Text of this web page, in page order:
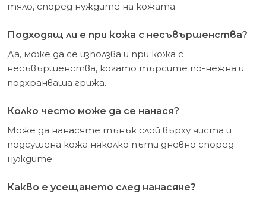
тяло, според нуждите на кожата.
Подходящ ли е при кожа с несъвършенства?
Да, може да се използва и при кожа с
несъвършенства, когато търсите по-нежна и
подхранваща грижа.
Колко често може да се нанася?
Може да нанасяте тънък слой върху чиста и
подсушена кожа няколко пъти дневно според
нуждите.
Какво е усещането след нанасяне?